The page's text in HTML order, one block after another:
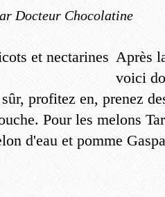
Docteur Chocolatine
Après
voici
profitez en, prenez
Pour les melons
d'eau et pomme